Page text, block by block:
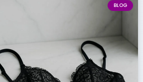
BLOG